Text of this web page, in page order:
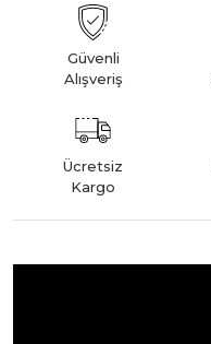
Güvenli
Alışveriş
Ücretsiz
Kargo